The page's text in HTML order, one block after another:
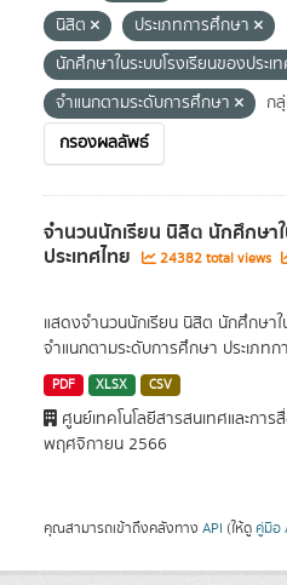
นิสิต
ประเภทการศึกษา
นักศึกษาในระบบโรงเรียนของประเ
จำแนกตามระดับการศึกษา
ก
กรองผลลัพธ์
จำนวนนักเรียน นิสิต นักศึกษาใ
ประเทศไทย 24382 total views
แสดงจำนวนนักเรียน นิสิต นักศึกษาใ
จำแนกตามระดับการศึกษา ประเภท
PDF XLSX CSV
ศูนย์เทคโนโลยีสารสนเทศและกา
พฤศจิกายน 2566
คุณสามารถเข้าถึงคลังทาง API (ให้ดู คู่มือ